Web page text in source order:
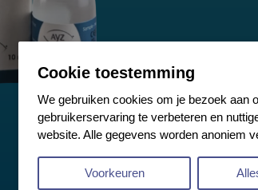
Cookie toestemming
We gebruiken cookies om je bezoek aan
gebruikerservaring te verbeteren en
website. Alle gegevens worden anoniem
Voorkeuren